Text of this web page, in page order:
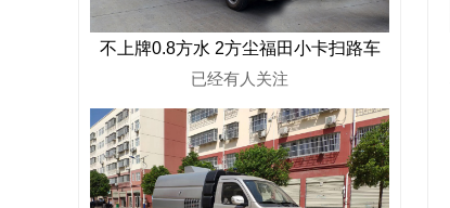
不上牌0.8方水 2方尘福田小卡扫路车
已经有人关注